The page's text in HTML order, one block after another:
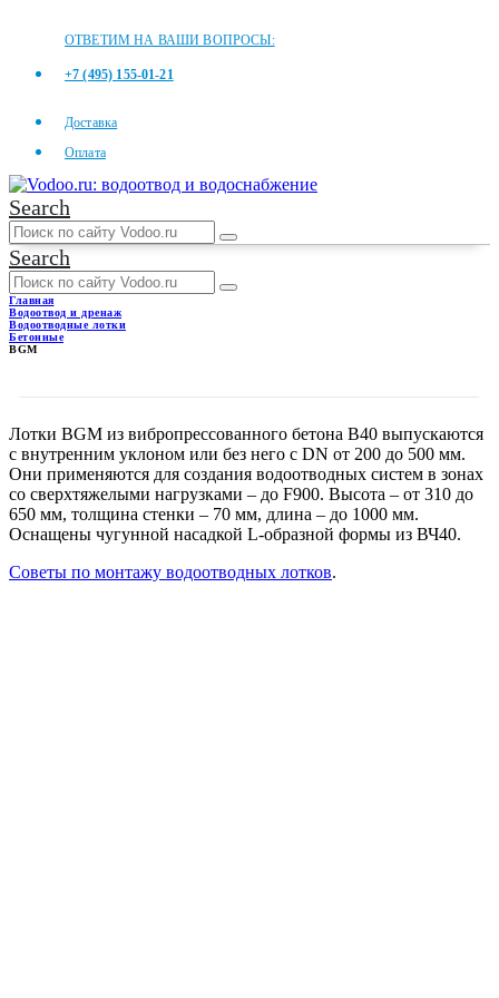
ОТВЕТИМ НА ВАШИ ВОПРОСЫ:
+7 (495) 155-01-21
Доставка
Оплата
Search
Search
Главная
Водоотвод и дренаж
Водоотводные лотки
Бетонные
BGM
Лотки BGM из вибропрессованного бетона В40 выпускаются
с внутренним уклоном или без него с DN от 200 до 500 мм.
Они применяются для создания водоотводных систем в зонах
со сверхтяжелыми нагрузками – до F900. Высота – от 310 до
650 мм, толщина стенки – 70 мм, длина – до 1000 мм.
Оснащены чугунной насадкой L-образной формы из ВЧ40.
Советы по монтажу водоотводных лотков.